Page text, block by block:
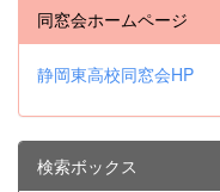
同窓会ホームページ
静岡東高校同窓会HP
検索ボックス